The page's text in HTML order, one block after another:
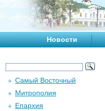
Новости
Самый Восточный
Митрополия
Епархия